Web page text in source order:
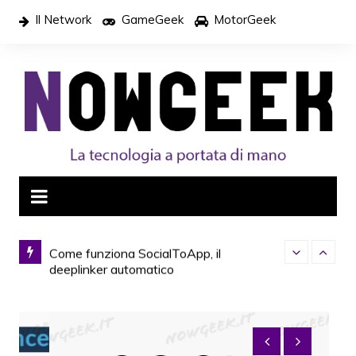
Il Network GameGeek MotorGeek
Ecco Come funziona SocialToApp, il
deeplinker automatico
Dario Torrisi